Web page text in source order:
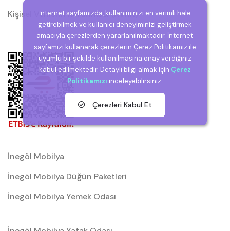
Kişisel Verilerin Korunması (KVKK)
İnegöl Mobilya
İnegöl Mobilya Düğün Paketleri
İnegöl Mobilya Yemek Odası
İnternet sayfamızda, kullanımınızı en verimli hale
getirebilmek ve kullanıcı deneyiminizi geliştirmek
amacıyla çerezlerden yararlanılmaktadır. İnternet
sayfamızı kullanarak çerezlerin Çerez Politikamız ile
uyumlu bir şekilde kullanılmasına onay verdiğiniz
kabul edilmektedir. Detaylı bilgi almak için Çerez
Politikamızı inceleyebilirsiniz.
Çerezleri Kabul Et